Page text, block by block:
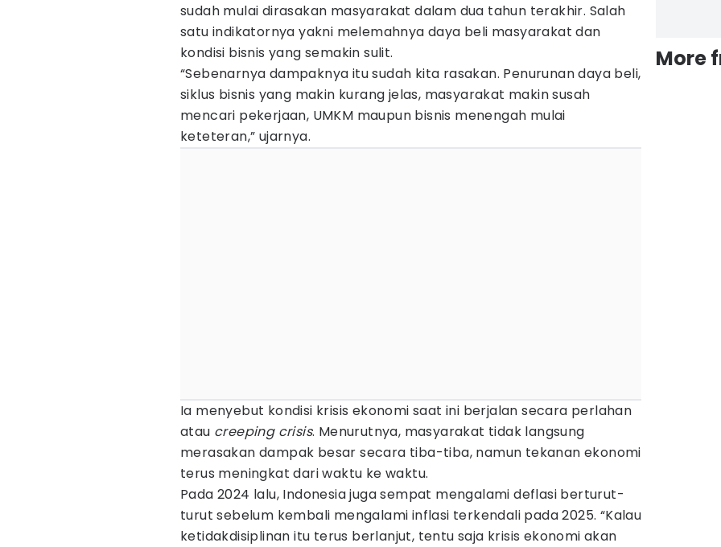
sudah mulai dirasakan masyarakat dalam dua tahun terakhir. Salah
satu indikatornya yakni melemahnya daya beli masyarakat dan
kondisi bisnis yang semakin sulit.
“Sebenarnya dampaknya itu sudah kita rasakan. Penurunan daya beli,
siklus bisnis yang makin kurang jelas, masyarakat makin susah
mencari pekerjaan, UMKM maupun bisnis menengah mulai
keteteran,” ujarnya.
Ia menyebut kondisi krisis ekonomi saat ini berjalan secara perlahan
atau creeping crisis. Menurutnya, masyarakat tidak langsung
merasakan dampak besar secara tiba-tiba, namun tekanan ekonomi
terus meningkat dari waktu ke waktu.
Pada 2024 lalu, Indonesia juga sempat mengalami deflasi berturut-
turut sebelum kembali mengalami inflasi terkendali pada 2025. “Kalau
ketidakdisiplinan itu terus berlanjut, tentu saja krisis ekonomi akan
More